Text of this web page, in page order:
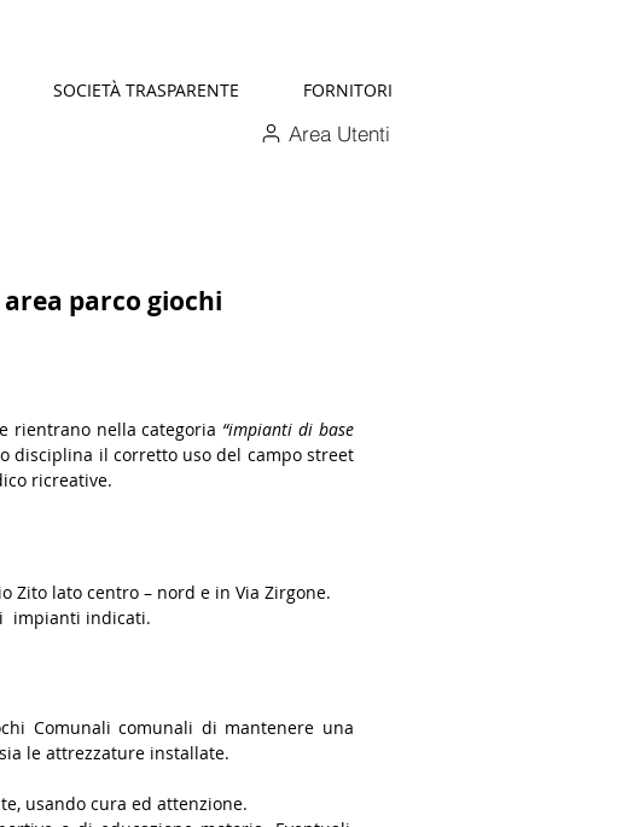
SOCIETÀ TRASPARENTE FORNITORI
Area Utenti
parco giochi
rientrano nella categoria “impianti di base
disciplina il corretto uso del campo street
ricreative.
Zito lato centro – nord e in Via Zirgone.
impianti indicati.
Comunali comunali di mantenere una
le attrezzature installate.
usando cura ed attenzione.